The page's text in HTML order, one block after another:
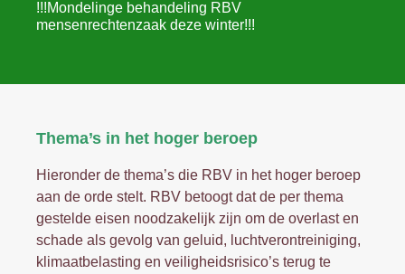
!!!Mondelinge behandeling RBV
mensenrechtenzaak deze winter!!!
Thema’s in het hoger beroep
Hieronder de thema’s die RBV in het hoger beroep
aan de orde stelt. RBV betoogt dat de per thema
gestelde eisen noodzakelijk zijn om de overlast en
schade als gevolg van geluid, luchtverontreiniging,
klimaatbelasting en veiligheidsrisico’s terug te